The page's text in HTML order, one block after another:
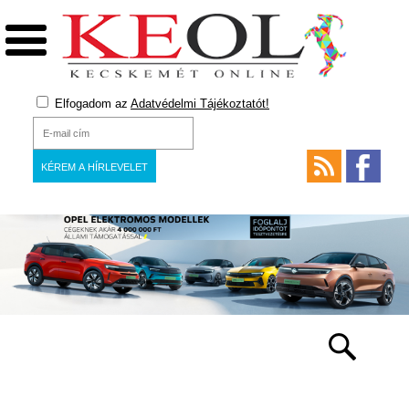
Elfogadom az Adatvédelmi Tájékoztatót!